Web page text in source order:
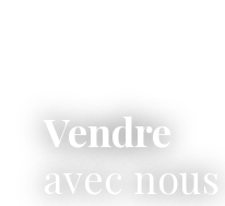
Vendre
avec nous